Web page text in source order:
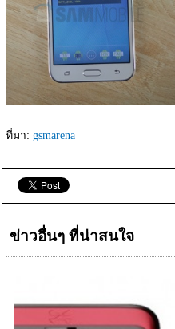
ที่มา: gsmarena
ข่าวอื่นๆ ที่น่าสนใจ